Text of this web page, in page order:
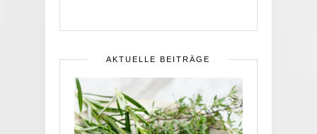
AKTUELLE BEITRÄGE